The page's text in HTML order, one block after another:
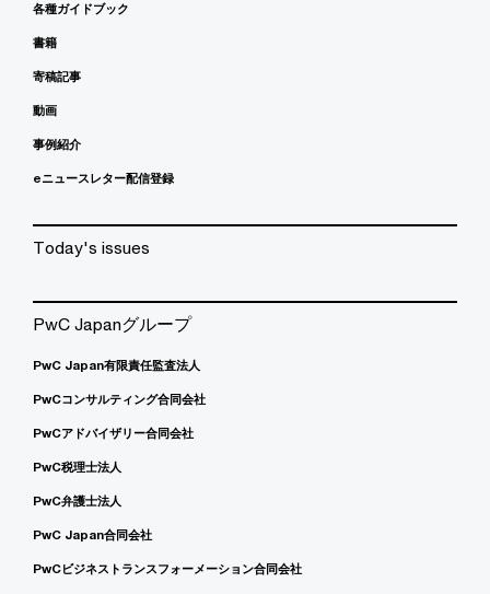
各種ガイドブック
書籍
寄稿記事
動画
事例紹介
eニュースレター配信登録
Today's issues
PwC Japanグループ
PwC Japan有限責任監査法人
PwCコンサルティング合同会社
PwCアドバイザリー合同会社
PwC税理士法人
PwC弁護士法人
PwC Japan合同会社
PwCビジネストランスフォーメーション合同会社